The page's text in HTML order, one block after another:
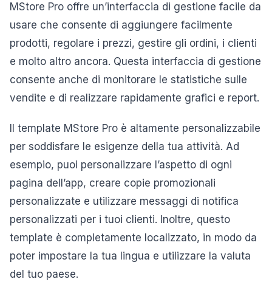
MStore Pro offre un’interfaccia di gestione facile da
usare che consente di aggiungere facilmente
prodotti, regolare i prezzi, gestire gli ordini, i clienti
e molto altro ancora. Questa interfaccia di gestione
consente anche di monitorare le statistiche sulle
vendite e di realizzare rapidamente grafici e report.
Il template MStore Pro è altamente personalizzabile
per soddisfare le esigenze della tua attività. Ad
esempio, puoi personalizzare l’aspetto di ogni
pagina dell’app, creare copie promozionali
personalizzate e utilizzare messaggi di notifica
personalizzati per i tuoi clienti. Inoltre, questo
template è completamente localizzato, in modo da
poter impostare la tua lingua e utilizzare la valuta
del tuo paese.